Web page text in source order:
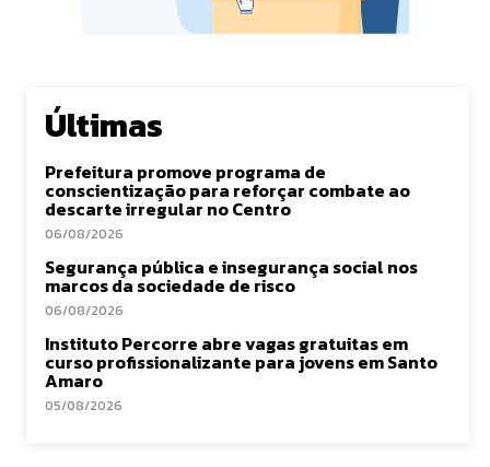
Últimas
Prefeitura promove programa de
conscientização para reforçar combate ao
descarte irregular no Centro
06/08/2026
Segurança pública e insegurança social nos
marcos da sociedade de risco
06/08/2026
Instituto Percorre abre vagas gratuitas em
curso profissionalizante para jovens em Santo
Amaro
05/08/2026